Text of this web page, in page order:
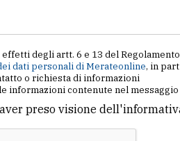
degli artt. 6 e 13 del
dati personali di Merateonline, in
o richiesta di informazioni
informazioni contenute nel
preso visione